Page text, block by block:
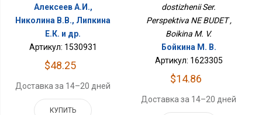
Алексеев А.И.,
Николина В.В., Липкина
Е.К. и др.
Артикул: 1530931
$48.25
Доставка за 14–20 дней
КУПИТЬ
dostizhenii Ser.
Perspektiva NE BUDET ,
Boikina M. V.
Бойкина М. В.
Артикул: 1623305
$14.86
Доставка за 14–20 дней